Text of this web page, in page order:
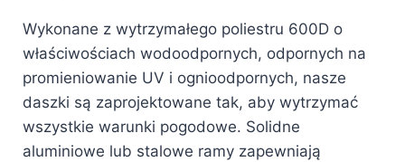
Wykonane z wytrzymałego poliestru 600D o
właściwościach wodoodpornych, odpornych na
promieniowanie UV i ognioodpornych, nasze
daszki są zaprojektowane tak, aby wytrzymać
wszystkie warunki pogodowe. Solidne
aluminiowe lub stalowe ramy zapewniają